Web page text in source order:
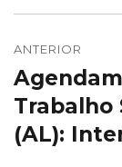
de
Post
ANTERIOR
Post
anterior:
Trabalho
(AL):